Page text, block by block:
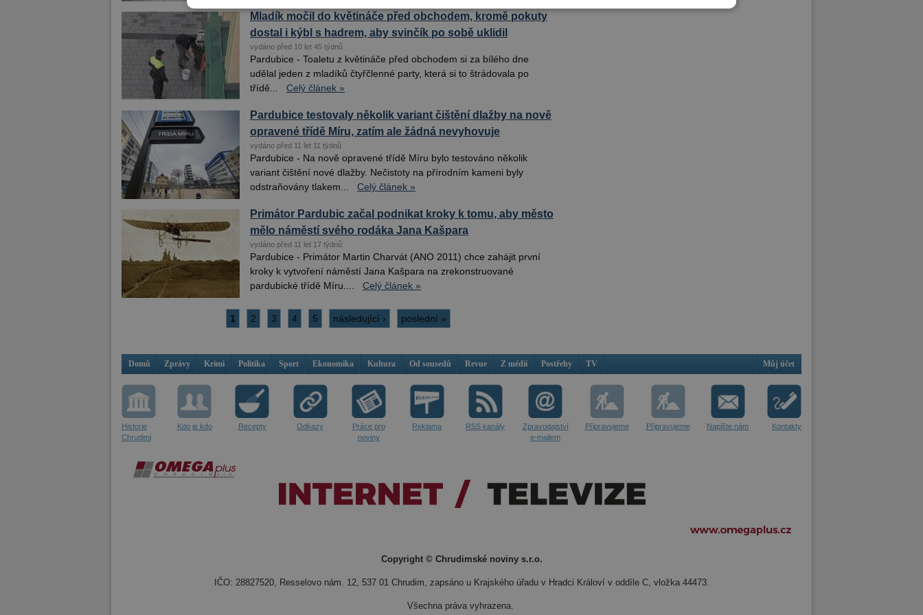
Mladík močil do květináče před obchodem, kromě pokuty
dostal i kýbl s hadrem, aby svinčík po sobě uklidil
vydáno před 10 let 45 týdnů
Pardubice - Toaletu z květináče před obchodem si za bílého dne
udělal jeden z mladíků čtyřčlenné party, která si to štrádovala po
třídě...
Celý článek »
Pardubice testovaly několik variant čištění dlažby na nově
opravené třídě Míru, zatím ale žádná nevyhovuje
vydáno před 11 let 11 týdnů
Pardubice - Na nově opravené třídě Míru bylo testováno několik
variant čištění nové dlažby. Nečistoty na přírodním kameni byly
odstraňovány tlakem...
Celý článek »
Primátor Pardubic začal podnikat kroky k tomu, aby město
mělo náměstí svého rodáka Jana Kašpara
vydáno před 11 let 17 týdnů
Pardubice - Primátor Martin Charvát (ANO 2011) chce zahájit první
kroky k vytvoření náměstí Jana Kašpara na zrekonstruované
pardubické třídě Míru....
Celý článek »
1 2 3 4 5 následující › poslední »
Domů Zprávy Krimi Politika Sport Ekonomika Kultura Od sousedů Revue Z médií Postřehy TV Můj účet
Historie
Chrudimi
Kdo je kdo Recepty Odkazy
Práce pro
noviny
Reklama RSS kanály
Zpravodajství
e-mailem
Připravujeme Připravujeme Napište nám Kontakty
Copyright © Chrudimské noviny s.r.o.
IČO: 28827520, Resselovo nám. 12, 537 01 Chrudim, zapsáno u Krajského úřadu v Hradci Královí v oddíle C, vložka 44473.
Všechna práva vyhrazena.